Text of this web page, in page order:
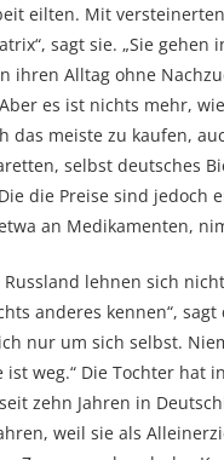
eilten. Mit
sagt sie. „Sie gehen
ihren Alltag ohne
es ist nichts mehr,
das meiste zu kaufen,
selbst deutsches
die Preise sind jedoch
an Medikamenten,
Russland lehnen sich
anderes kennen“, sagt
nur um sich selbst.
weg.“ Die Tochter hat
zehn Jahren in
weil sie als